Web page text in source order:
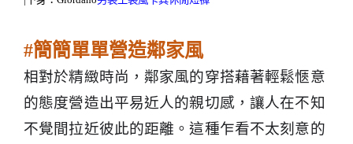
#簡簡單單營造鄰家風
相對於精緻時尚，鄰家風的穿搭藉著輕鬆愜意
的態度營造出平易近人的親切感，讓人在不知
不覺間拉近彼此的距離。這種乍看不太刻意的